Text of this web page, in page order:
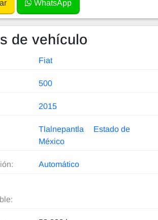
WhatsApp
de vehículo
Fiat
500
2015
Tlalnepantla
Estado de
México
Automático